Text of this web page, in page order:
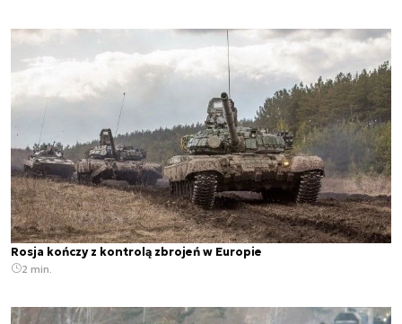
Rosja kończy z kontrolą zbrojeń w Europie
2 min.